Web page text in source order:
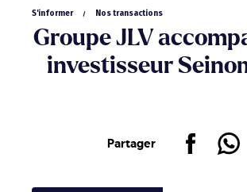
S'informer Nos transactions
Groupe JLV
investisseur
Partager